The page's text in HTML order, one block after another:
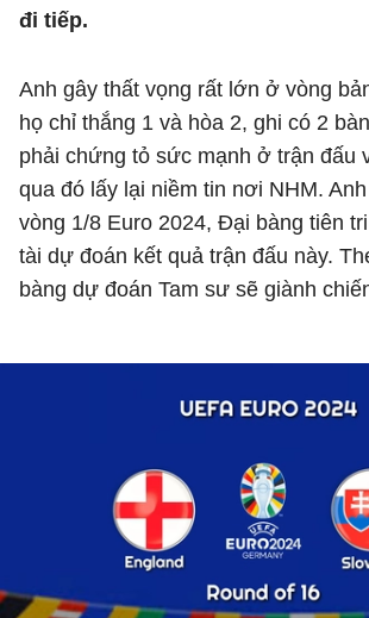
đi tiếp.
Anh gây thất vọng rất lớn ở vòng
họ chỉ thắng 1 và hòa 2, ghi có 2
phải chứng tỏ sức mạnh ở trận đấu
qua đó lấy lại niềm tin nơi NHM.
vòng 1/8 Euro 2024, Đại bàng tiên
tài dự đoán kết quả trận đấu này.
bàng dự đoán Tam sư sẽ giành